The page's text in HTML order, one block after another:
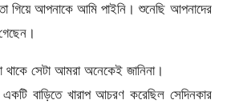
গিয়ে আপনাকে আমি পাইনি। শুনেছি আপনাদের
সেটা আমরা অনেকেই জানিনা।
বাড়িতে খারাপ আচরণ করেছিল সেদিনকার